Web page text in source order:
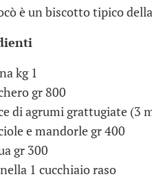
è un biscotto tipico
kg 1
gr 800
di agrumi grattugiate (3
e mandorle gr 400
gr 300
1 cucchiaio raso